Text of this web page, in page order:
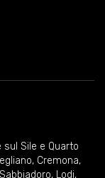
sul Sile e Quarto
, Cremona,
, Lodi,